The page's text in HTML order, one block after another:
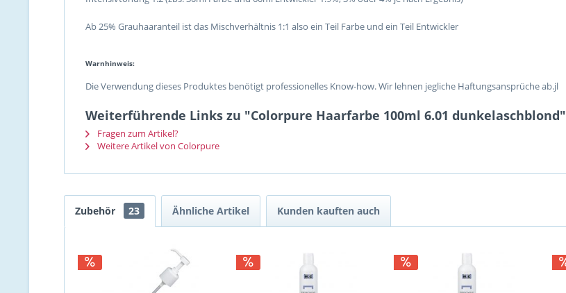
Ab 25% Grauhaaranteil ist das Mischverhältnis 1:1 also ein Teil Farbe und ein Teil Entwickler
Warnhinweis:
Die Verwendung dieses Produktes benötigt professionelles Know-how. Wir lehnen jegliche Haftungsansprüche ab.jl
Weiterführende Links zu "Colorpure Haarfarbe 100ml 6.01 dunkelaschblond"
Fragen zum Artikel?
Weitere Artikel von Colorpure
Zubehör 23 Ähnliche Artikel Kunden kauften auch